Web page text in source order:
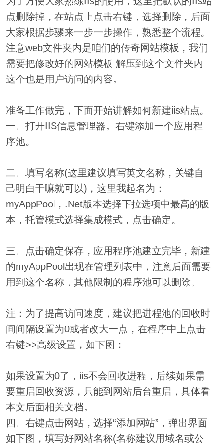
点删除掉，在站点上点击右键，选择删除，后面
大家根据步骤来一步一步操作，熟悉整个流程。
注意web文件夹内是咱们的传奇网站模板，我们
需要把修改好的网站模板 解压到这个文件夹内
这个也是用户访问的内容。
准备工作做完，下面开始讲解如何新建iis站点。
一、打开IIS信息管理器。右键添加一个应用程
序池。
二、填写名称(这里建议填写英文名称，关键自
己明白干嘛就可以)，这里我起名为：
myAppPool，.Net版本选择下拉选项中最高的版
本，托管模式选择集成模式，点击确定。
三、点击确定保存，应用程序池建立完毕，新建
的myAppPool出现在管理列表中，注意后面需要
用到这个名称，其他限制的程序池可以删除。
注：为了提高访问速度，建议把进程池的回收时
间间隔设置为0或者改大一点，在程序中上点击
右键>>高级设置，如下图：
如果设置为0了，iis不会回收进程，后续如果需
要重启回收资源，只能到网站后台重启，具体看
本文后面相关文档。
四、右键点击网站，选择“添加网站”，弹出界面
如下图，填写好网站名称(名称建议用域名或公